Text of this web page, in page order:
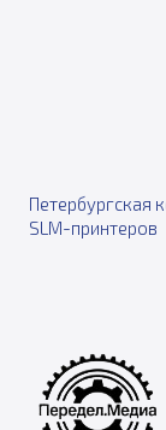
Петербургская
SLM-принтеров